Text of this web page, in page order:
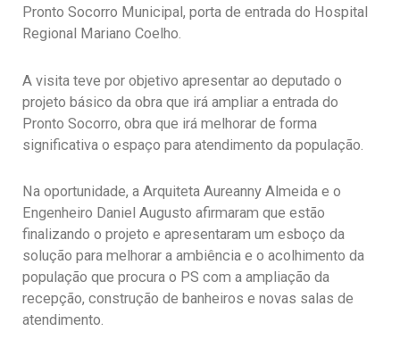
Pronto Socorro Municipal, porta de entrada do Hospital
Regional Mariano Coelho.
A visita teve por objetivo apresentar ao deputado o
projeto básico da obra que irá ampliar a entrada do
Pronto Socorro, obra que irá melhorar de forma
significativa o espaço para atendimento da população.
Na oportunidade, a Arquiteta Aureanny Almeida e o
Engenheiro Daniel Augusto afirmaram que estão
finalizando o projeto e apresentaram um esboço da
solução para melhorar a ambiência e o acolhimento da
população que procura o PS com a ampliação da
recepção, construção de banheiros e novas salas de
atendimento.